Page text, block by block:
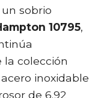
sobrio
10795,
colección
inoxidable
de 6.92